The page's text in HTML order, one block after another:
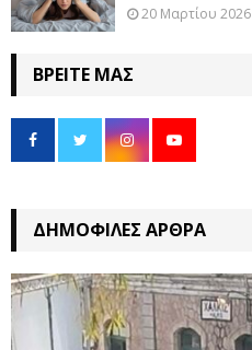
20 Μαρτίου 2026
ΒΡΕΊΤΕ ΜΑΣ
ΔΗΜΟΦΙΛΈΣ ΆΡΘΡΑ